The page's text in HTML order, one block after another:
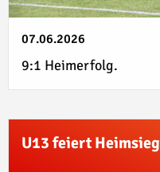
07.06.2026
9:1 Heimerfolg.
U13 feiert Heimsieg